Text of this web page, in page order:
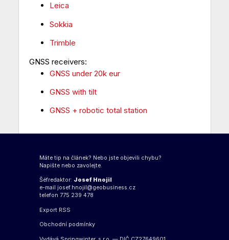
Leica
Sokkia
Trimble
GNSS receivers:
GNSS under 20k eur
GNSS with tilt
GNSS + robotic total station
Máte tip na článek? Nebo jste objevili chybu?
Napište nebo zavolejte.
Šéfredaktor: Josef Hnojil
e-mail josef.hnojil@geobusiness.cz
telefon 775 239 478
Export RSS
Obchodní podmínky